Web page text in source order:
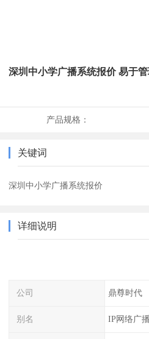
深圳中小学广播系统报价 易于
产品规格：
关键词
深圳中小学广播系统报价
详细说明
公司 鼎尊时代
别名 IP网络广